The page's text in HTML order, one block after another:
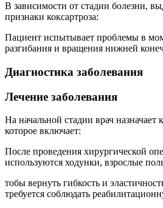
В зависимости от стадии болезни,
признаки коксартроза:
Пациент испытывает проблемы в
разгибания и вращения нижней
Диагностика заболевания
Лечение заболевания
На начальной стадии врач назначает
которое включает:
После проведения хирургической
используются ходунки, взрослые
тобы вернуть гибкость и
требуется соблюдать